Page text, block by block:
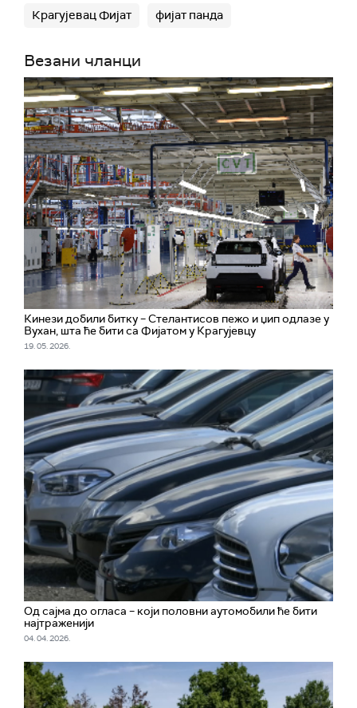
Крагујевац Фијат фијат панда
Везани чланци
Кинези добили битку – Стелантисов пежо и џип одлазе у
Вухан, шта ће бити са Фијатом у Крагујевцу
19. 05. 2026.
Од сајма до огласа – који половни аутомобили ће бити
најтраженији
04. 04. 2026.